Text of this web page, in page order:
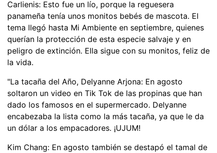
Carlienis: Esto fue un lío, porque la reguesera
panameña tenía unos monitos bebés de mascota. El
tema llegó hasta Mi Ambiente en septiembre, quienes
querían la protección de esta especie salvaje y en
peligro de extinción. Ella sigue con su monitos, feliz de
la vida.
"La tacaña del Año, Delyanne Arjona: En agosto
soltaron un video en Tik Tok de las propinas que han
dado los famosos en el supermercado. Delyanne
encabezaba la lista como la más tacaña, ya que le da
un dólar a los empacadores. ¡UJUM!
Kim Chang: En agosto también se destapó el tamal de